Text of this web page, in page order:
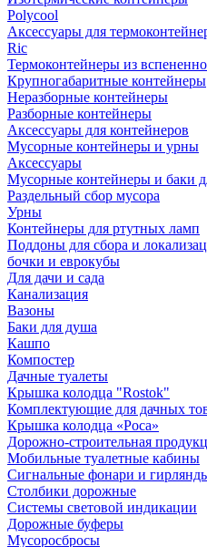
Polycool
Аксессуары для
Ric
Термоконтейнеры из
Крупногабаритные контейнеры
Неразборные контейнеры
Разборные контейнеры
Аксессуары для контейнеров
Мусорные контейнеры и урны
Аксессуары
Мусорные контейнеры и баки
Раздельный сбор мусора
Урны
Контейнеры для ртутных ламп
Поддоны для сбора и
бочки и еврокубы
Для дачи и сада
Канализация
Вазоны
Баки для душа
Кашпо
Компостер
Дачные туалеты
Крышка колодца "Rostok"
Комплектующие для дачных
Крышка колодца «Роса»
Дорожно-строительная
Мобильные туалетные кабины
Сигнальные фонари и
Столбики дорожные
Системы световой индикации
Дорожные буферы
Мусоросбросы